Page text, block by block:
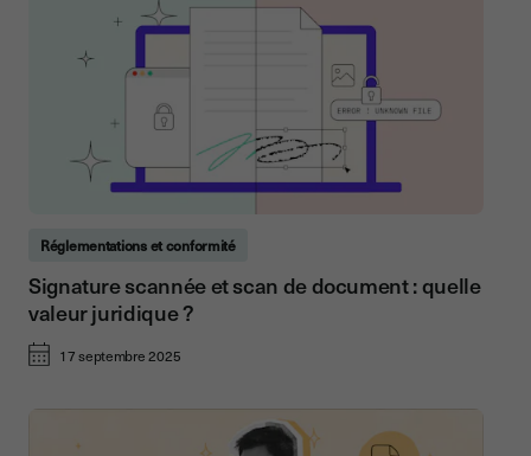
Réglementations et conformité
Signature scannée et scan de document : quelle
valeur juridique ?
17 septembre 2025